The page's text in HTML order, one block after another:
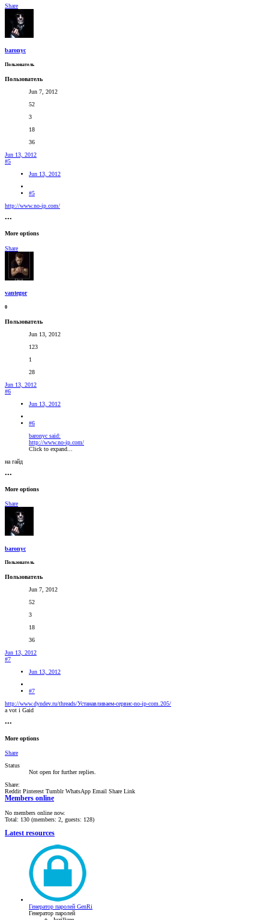
Share
baronyc
Пользователь
Пользователь
Jun 7, 2012
52
3
18
36
Jun 13, 2012
#5
Jun 13, 2012
#5
http://www.no-ip.com/
•••
More options
Share
vantegor
0
Пользователь
Jun 13, 2012
123
1
28
Jun 13, 2012
#6
Jun 13, 2012
#6
baronyc said:
http://www.no-ip.com/
Click to expand...
на гайд
•••
More options
Share
baronyc
Пользователь
Пользователь
Jun 7, 2012
52
3
18
36
Jun 13, 2012
#7
Jun 13, 2012
#7
http://www.dyndev.ru/threads/Устанавливаем-сервис-no-ip-com.205/
a vot i Gaid
•••
More options
Share
Status
Not open for further replies.
Share:
Reddit Pinterest Tumblr WhatsApp Email Share Link
Members online
No members online now.
Total: 130 (members: 2, guests: 128)
Latest resources
Генератор паролей GenRi
Генератор паролей